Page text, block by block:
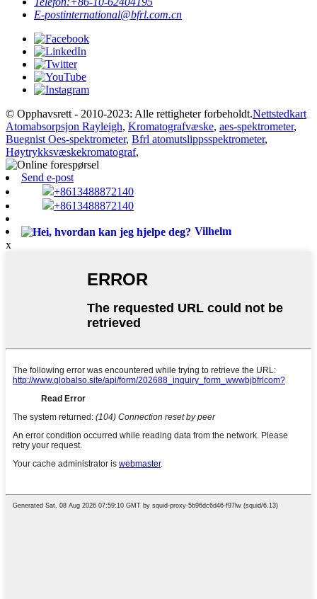
E-postinternational@bfrl.com.cn
© Opphavsrett - 2010-2023: Alle rettigheter forbeholdt.Nettstedkart
Atomabsorpsjon Rayleigh, Kromatografvæske, aes-spektrometer,
Buegnist Oes-spektrometer, Bfrl atomutslippsspektrometer,
Høytrykksvæskekromatograf,
Send e-post
+8613488872140
+8613488872140
Vilhelm
x